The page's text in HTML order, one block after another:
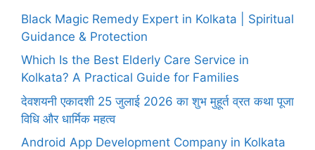
Black Magic Remedy Expert in Kolkata | Spiritual
Guidance & Protection
Which Is the Best Elderly Care Service in
Kolkata? A Practical Guide for Families
देवशयनी एकादशी 25 जुलाई 2026 का शुभ मुहूर्त व्रत कथा पूजा
विधि और धार्मिक महत्व
Android App Development Company in Kolkata